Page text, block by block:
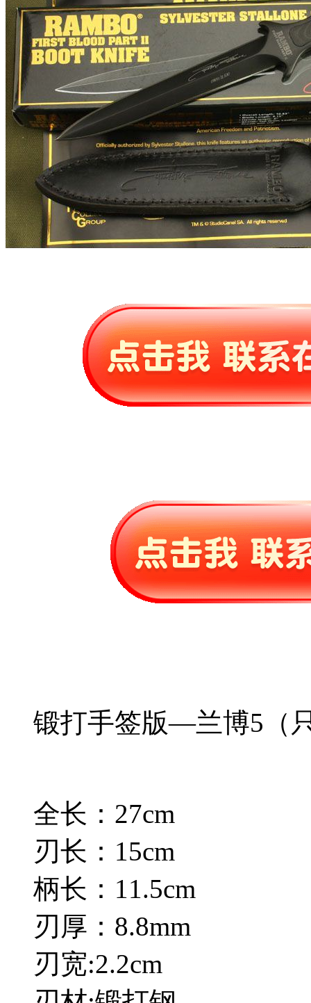
锻打手签版—兰博5（
全长：27cm
刃长：15cm
柄长：11.5cm
刃厚：8.8mm
刃宽:2.2cm